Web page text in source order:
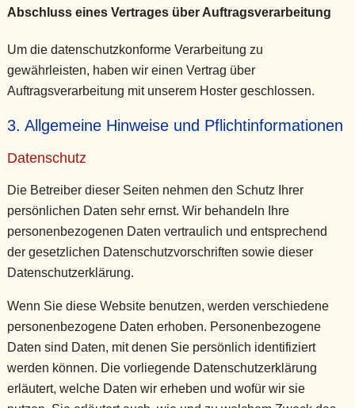
Abschluss eines Vertrages über Auftragsverarbeitung
Um die datenschutzkonforme Verarbeitung zu
gewährleisten, haben wir einen Vertrag über
Auftragsverarbeitung mit unserem Hoster geschlossen.
3. Allgemeine Hinweise und Pflicht­informationen
Datenschutz
Die Betreiber dieser Seiten nehmen den Schutz Ihrer
persönlichen Daten sehr ernst. Wir behandeln Ihre
personenbezogenen Daten vertraulich und entsprechend
der gesetzlichen Datenschutzvorschriften sowie dieser
Datenschutzerklärung.
Wenn Sie diese Website benutzen, werden verschiedene
personenbezogene Daten erhoben. Personenbezogene
Daten sind Daten, mit denen Sie persönlich identifiziert
werden können. Die vorliegende Datenschutzerklärung
erläutert, welche Daten wir erheben und wofür wir sie